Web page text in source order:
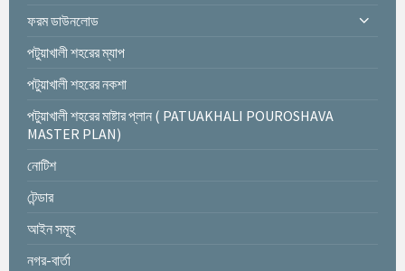
ফরম ডাউনলোড
পটুয়াখালী শহরের ম্যাপ
পটুয়াখালী শহরের নকশা
পটুয়াখালী শহরের মাষ্টার প্লান ( PATUAKHALI POUROSHAVA
MASTER PLAN)
নোটিশ
টেন্ডার
আইন সমূহ
নগর-বার্তা